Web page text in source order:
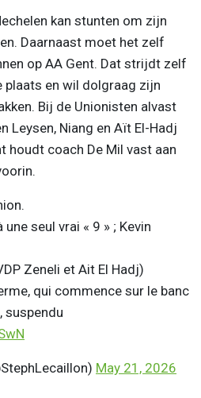
kan stunten om zijn
Daarnaast moet het zelf
op AA Gent. Dat strijdt zelf
plaats en wil dolgraag zijn
Bij de Unionisten alvast
Leysen, Niang en Aït El-Hadj
houdt coach De Mil vast aan
seul vrai « 9 » ; Kevin
Zeneli et Ait El Hadj)
qui commence sur le banc
suspendu
May 21, 2026